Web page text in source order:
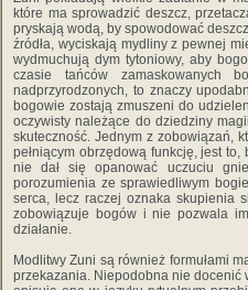
które ma sprowadzić deszcz,
pryskają wodą, by spowodować
źródła, wyciskają mydliny z pewnej
wydmuchują dym tytoniowy, aby
czasie tańców zamaskowanych
nadprzyrodzonych, to znaczy
bogowie zostają zmuszeni do
oczywisty należące do dziedziny
skuteczność. Jednym z zobowiązań,
pełniącym obrzędową funkcję, jest
nie dał się opanować uczuciu
porozumienia ze sprawiedliwym
serca, lecz raczej oznaka skupienia
zobowiązuje bogów i nie pozwala
działanie.
Modlitwy Zuni są również formułami
przekazania. Niepodobna nie docenić